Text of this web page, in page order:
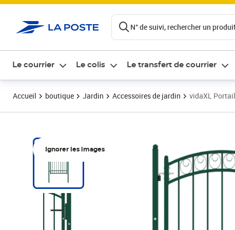
N° de suivi, rechercher un
Le courrier Le colis Le transfert de courrier
Accueil boutique Jardin Accessoires de jardin vidaXL
Ignorer les images